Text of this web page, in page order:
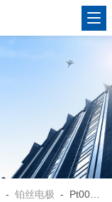
-铂丝电极 - Pt005铂丝电极